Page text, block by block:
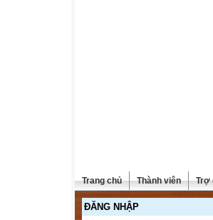
Trang chủ Thành viên Trợ
ĐĂNG NHẬP